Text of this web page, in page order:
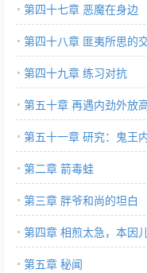
第四十七章 恶魔在身边
第四十八章 匪夷所思的
第四十九章 练习对抗
第五十章 再遇内劲外放
第五十一章 研究：鬼王
第二章 箭毒蛙
第三章 胖爷和尚的坦白
第四章 相煎太急，本因
第五章 秘闻